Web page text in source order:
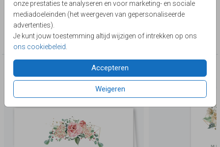
onze prestaties te analyseren en voor marketing- en sociale
mediadoeleinden (het weergeven van gepersonaliseerde
advertenties).
Je kunt jouw toestemming altijd wijzigen of intrekken op ons
ons cookiebeleid
Accepteren
Weigeren
Lievez
Collectie
Menukaart
Deze producten zijn wellicht ook iets voor je